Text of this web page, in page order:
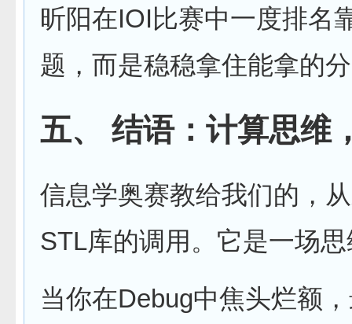
昕阳在IOI比赛中一度排名
题，而是稳稳拿住能拿的
五、 结语：计算思维
信息学奥赛教给我们的，
STL库的调用。它是一场
当你在Debug中焦头烂额